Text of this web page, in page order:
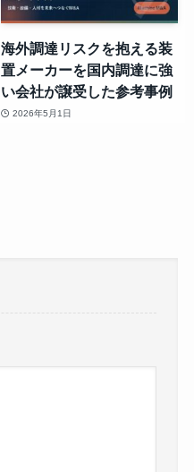
海外調達リスクを抱える装
置メーカーを国内調達に強
い会社が譲受した参考事例
2026年5月1日